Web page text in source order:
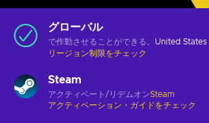
グローバル
で作動させることができる。 United
リージョン制限をチェック
Steam
アクティベート/リデムオンSteam
アクティベーション・ガイドをチェック